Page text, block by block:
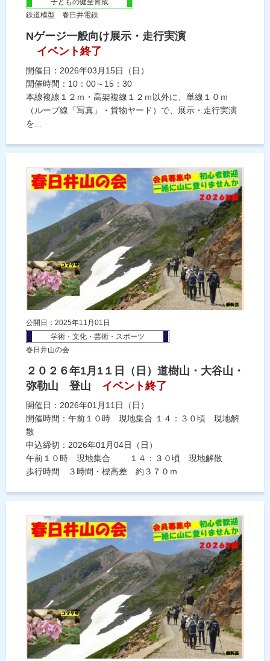
子どもの健全育成
鉄道模型 春日井電鉄
Nゲージ一般向け展示・走行実演
イベント終了
開催日：2026年03月15日（日）
開催時間：10：00～15：30
本線複線１２ｍ・高架複線１２ｍ以外に、単線１０ｍ
（ループ線「写真」・貨物ヤード）で、展示・走行実演
を...
公開日：2025年11月01日
学術・文化・芸術・スポーツ
春日井山の会
２０２６年1月1１日（日）道樹山・大谷山・
弥勒山 登山
イベント終了
開催日：2026年01月11日（日）
開催時間：午前１０時 現地集合 １４：３０頃 現地解
散
申込締切：2026年01月04日（日）
午前１０時 現地集合 １４：３０頃 現地解散
歩行時間 ３時間・標高差 約３７０ｍ